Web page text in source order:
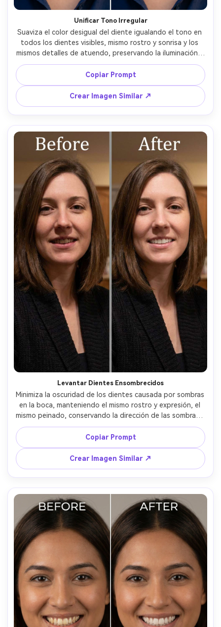
Unificar Tono Irregular
Suaviza el color desigual del diente igualando el tono en
todos los dientes visibles, mismo rostro y sonrisa y los
mismos detalles de atuendo, preservando la iluminación y
el fondo originales, mantén la translucidez natural cerca
de los bordes --ar 4:5
Copiar Prompt
Crear Imagen Similar ↗
Levantar Dientes Ensombrecidos
Minimiza la oscuridad de los dientes causada por sombras
en la boca, manteniendo el mismo rostro y expresión, el
mismo peinado, conservando la dirección de las sombras y
la iluminación originales, aumenta el brillo sutilmente sin
cambiar el contraste general --ar 4:5
Copiar Prompt
Crear Imagen Similar ↗